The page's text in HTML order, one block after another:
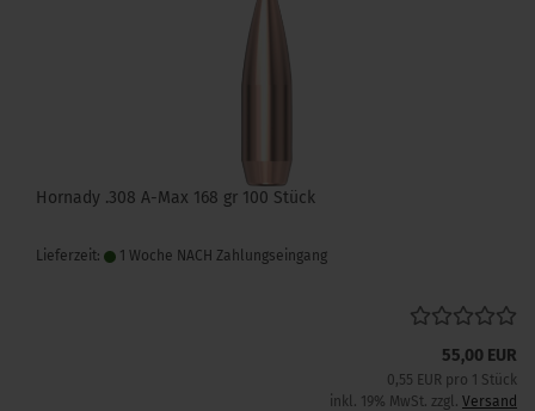
Hornady .308 A-Max 168 gr 100 Stück
Lieferzeit: 1 Woche NACH Zahlungseingang
55,00 EUR
0,55 EUR pro 1 Stück
inkl. 19% MwSt. zzgl. Versand